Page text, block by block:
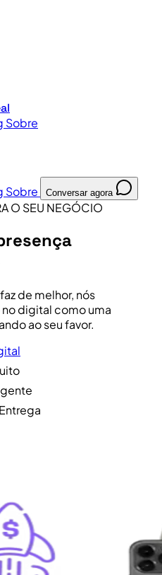
Sobre
Sobre Conversar agora
O SEU NEGÓCIO
de melhor, nós
digital como uma
ao seu favor.